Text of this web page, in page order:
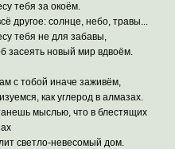
казалась марочным вином,
ада чёрным дном.
тебя за окоём.
другое: солнце, небо, травы...
тебя не для забавы,
засеять новый мир вдвоём.
с тобой иначе заживём,
как углерод в алмазах.
мыслью, что в блестящих
светло-невесомый дом.